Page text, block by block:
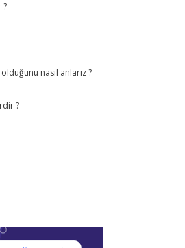
?
nasıl anlarız ?
?